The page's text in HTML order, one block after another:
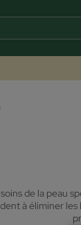
de la peau
à éliminer